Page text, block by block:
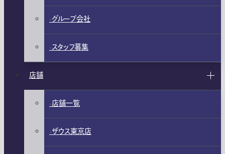
グループ会社
スタッフ募集
店舗
店舗一覧
ザウス東京店